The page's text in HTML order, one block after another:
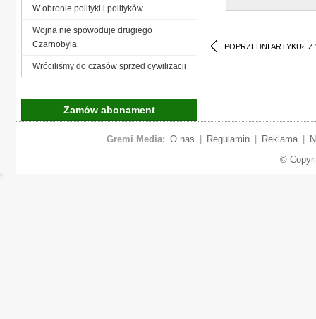
POPRZEDNI ARTYKUŁ Z
W obronie polityki i polityków
Wojna nie spowoduje drugiego
Czarnobyla
Wróciliśmy do czasów sprzed cywilizacji
Zamów abonament
Gremi Media: O nas Regulamin Reklama
©